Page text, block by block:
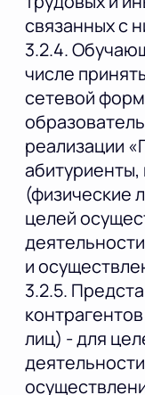
связанных с
3.2.4.
числе
сетевой
реализации
(физические
целей
и
3.2.5.
лиц) - для